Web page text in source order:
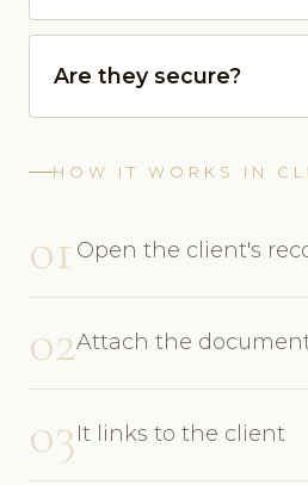
Are they secure?
HOW IT WORKS IN
01 Open the client's
02Attach the
03It links to the client